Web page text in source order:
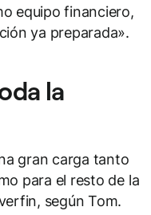
equipo financiero,
ya preparada».
la
gran carga tanto
para el resto de la
según Tom.